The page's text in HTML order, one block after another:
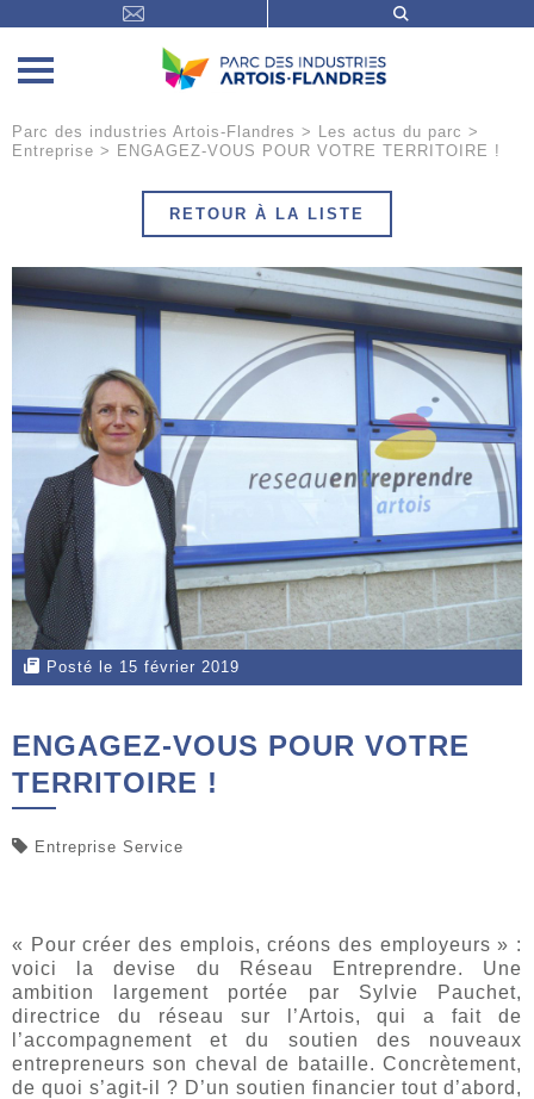
Parc des industries Artois-Flandres > Les actus du parc >
Entreprise > ENGAGEZ-VOUS POUR VOTRE TERRITOIRE !
RETOUR À LA LISTE
Posté le 15 février 2019
ENGAGEZ-VOUS POUR VOTRE
TERRITOIRE !
Entreprise Service
« Pour créer des emplois, créons des employeurs » :
voici la devise du Réseau Entreprendre. Une
ambition largement portée par Sylvie Pauchet,
directrice du réseau sur l’Artois, qui a fait de
l’accompagnement et du soutien des nouveaux
entrepreneurs son cheval de bataille. Concrètement,
de quoi s’agit-il ? D’un soutien financier tout d’abord,